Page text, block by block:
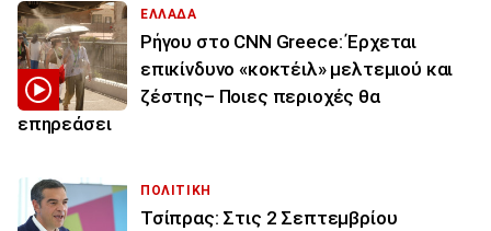
ΕΛΛΑΔΑ
Ρήγου στο CNN Greece: Έρχεται
επικίνδυνο «κοκτέιλ» μελτεμιού και
ζέστης– Ποιες περιοχές θα
επηρεάσει
ΠΟΛΙΤΙΚΗ
Τσίπρας: Στις 2 Σεπτεμβρίου